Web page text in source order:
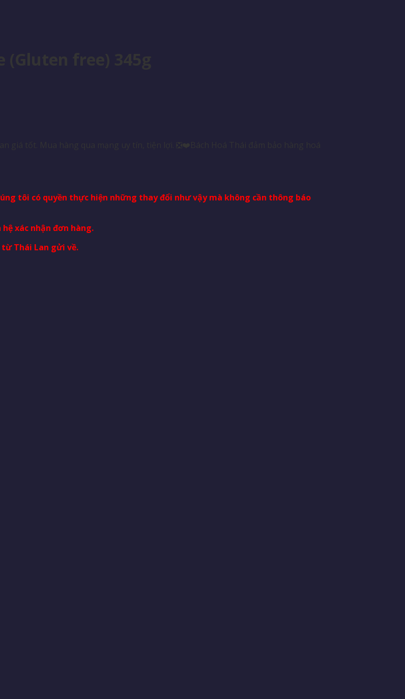
tôi có quyền thực hiện những thay đổi như vậy mà không cần thông báo
xác nhận đơn hàng.
từ Thái Lan gửi về.